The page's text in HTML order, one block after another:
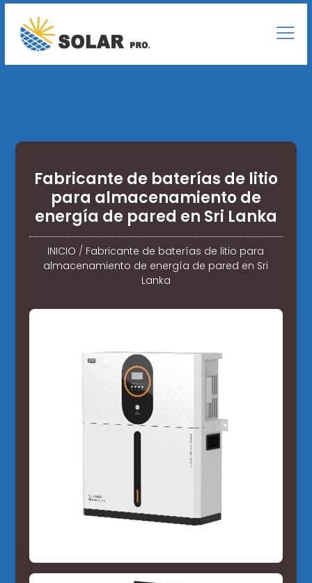
Fabricante de baterías de litio
para almacenamiento de
energía de pared en Sri Lanka
INICIO / Fabricante de baterías de litio para
almacenamiento de energía de pared en Sri
Lanka